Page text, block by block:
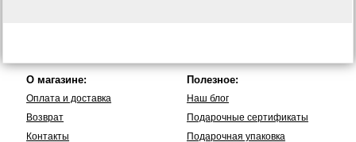
О магазине:
Оплата и доставка
Возврат
Контакты
Полезное:
Наш блог
Подарочные сертификаты
Подарочная упаковка